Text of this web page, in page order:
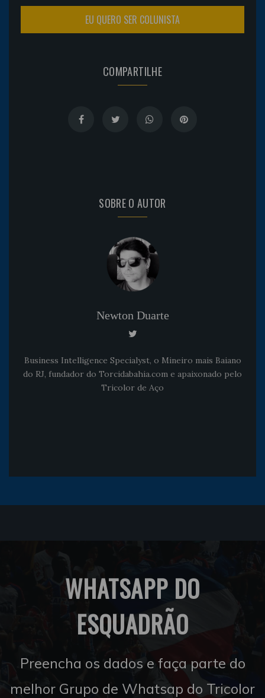
EU QUERO SER COLUNISTA
COMPARTILHE
SOBRE O AUTOR
Newton Duarte
Business Intelligence Specialyst, o Mineiro mais Baiano
do RJ, fundador do Torcidabahia.com e apaixonado pelo
Tricolor de Aço
WHATSAPP DO
ESQUADRÃO
Preencha os dados e faça parte do
melhor Grupo de Whatsap do Tricolor